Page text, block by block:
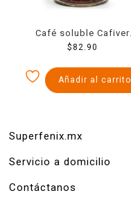
Café soluble Cafiver
Negro 90 g
$ 82.90
Añadir al carrito
Superfenix.mx
Servicio a domicilio
Contáctanos